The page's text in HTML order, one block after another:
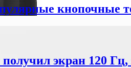
кнопочные
экран 120